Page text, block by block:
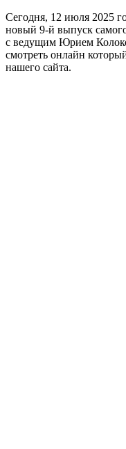
Сегодня, 12 июля 2025
новый 9-й выпуск
с ведущим Юрием
смотреть онлайн
нашего сайта.